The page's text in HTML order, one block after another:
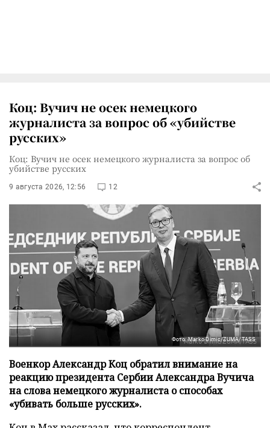
Коц: Вучич не осек немецкого
журналиста за вопрос об «убийстве
русских»
Коц: Вучич не осек немецкого журналиста за вопрос об
убийстве русских
9 августа 2026, 12:56 12
Фото: Marko Dimic/ZUMA/TASS
Военкор Александр Коц обратил внимание на
реакцию президента Сербии Александра Вучича
на слова немецкого журналиста о способах
«убивать больше русских».